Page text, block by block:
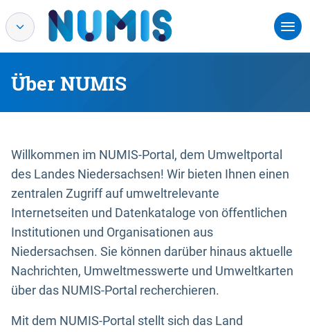
Über NUMIS
Willkommen im NUMIS-Portal, dem Umweltportal
des Landes Niedersachsen! Wir bieten Ihnen einen
zentralen Zugriff auf umweltrelevante
Internetseiten und Datenkataloge von öffentlichen
Institutionen und Organisationen aus
Niedersachsen. Sie können darüber hinaus aktuelle
Nachrichten, Umweltmesswerte und Umweltkarten
über das NUMIS-Portal recherchieren.
Mit dem NUMIS-Portal stellt sich das Land